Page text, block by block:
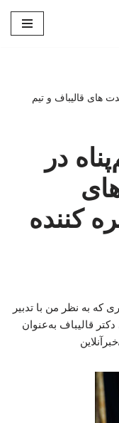
های قالیباف و تیم
در
کننده
به نظر من با تدبیر
قالیباف به‌عنوان